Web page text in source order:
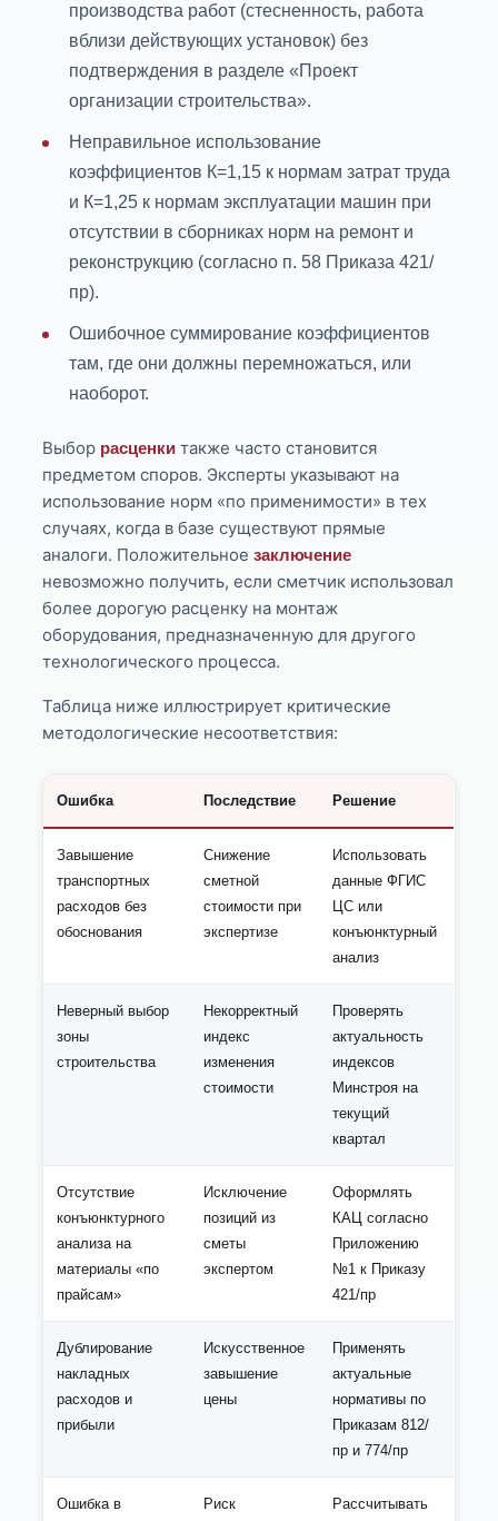
производства работ (стесненность, работа
вблизи действующих установок) без
подтверждения в разделе «Проект
организации строительства».
Неправильное использование
коэффициентов К=1,15 к нормам затрат труда
и К=1,25 к нормам эксплуатации машин при
отсутствии в сборниках норм на ремонт и
реконструкцию (согласно п. 58 Приказа 421/
пр).
Ошибочное суммирование коэффициентов
там, где они должны перемножаться, или
наоборот.
Выбор расценки также часто становится
предметом споров. Эксперты указывают на
использование норм «по применимости» в тех
случаях, когда в базе существуют прямые
аналоги. Положительноезаключение
невозможно получить, если сметчик использовал
более дорогую расценку на монтаж
оборудования, предназначенную для другого
технологического процесса.
Таблица ниже иллюстрирует критические
методологические несоответствия:
Ошибка Последствие Решение
Завышение
транспортных
расходов без
обоснования
Снижение
сметной
стоимости при
экспертизе
Использовать
данные ФГИС
ЦС или
конъюнктурный
анализ
Неверный выбор
зоны
строительства
Некорректный
индекс
изменения
стоимости
Проверять
актуальность
индексов
Минстроя на
текущий
квартал
Отсутствие
конъюнктурного
анализа на
материалы «по
прайсам»
Исключение
позиций из
сметы
экспертом
Оформлять
КАЦ согласно
Приложению
№1 к Приказу
421/пр
Дублирование
накладных
расходов и
прибыли
Искусственное
завышение
цены
Применять
актуальные
нормативы по
Приказам 812/
пр и 774/пр
Ошибка в Риск Рассчитывать